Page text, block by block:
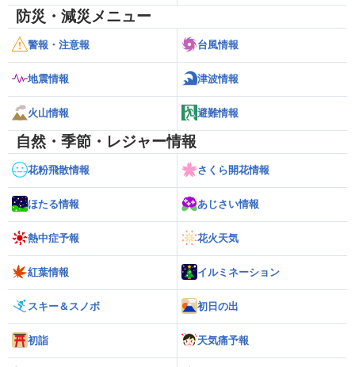
防災・減災メニュー
警報・注意報 台風情報
地震情報 津波情報
火山情報 避難情報
自然・季節・レジャー情報
花粉飛散情報 さくら開花情報
ほたる情報 あじさい情報
熱中症予報 花火天気
紅葉情報 イルミネーション
スキー＆スノボ 初日の出
初詣 天気痛予報